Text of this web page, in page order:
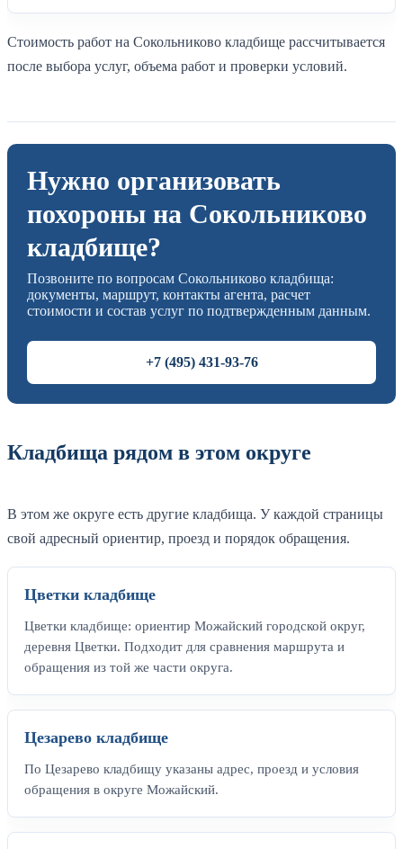
Стоимость работ на Сокольниково кладбище рассчитывается
после выбора услуг, объема работ и проверки условий.
Нужно организовать
похороны на Сокольниково
кладбище?
Позвоните по вопросам Сокольниково кладбища:
документы, маршрут, контакты агента, расчет
стоимости и состав услуг по подтвержденным данным.
+7 (495) 431-93-76
Кладбища рядом в этом округе
В этом же округе есть другие кладбища. У каждой страницы
свой адресный ориентир, проезд и порядок обращения.
Цветки кладбище
Цветки кладбище: ориентир Можайский городской округ,
деревня Цветки. Подходит для сравнения маршрута и
обращения из той же части округа.
Цезарево кладбище
По Цезарево кладбищу указаны адрес, проезд и условия
обращения в округе Можайский.